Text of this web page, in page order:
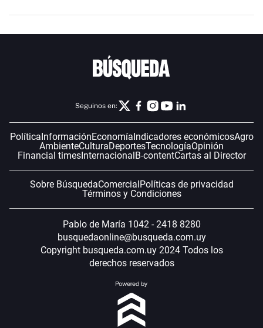
Seguinos en:
Política InformaciónEconomía Indicadores económicosAgro
AmbienteCulturaDeportesTecnologíaOpinión
Financial timesInternacional B-contentCartas al Director
Sobre BúsquedaComercial Políticas de privacidad
Términos y Condiciones
Pablo de María 1042 - 2418 8280
busquedaonline@busqueda.com.uy
Copyright busqueda.com.uy 2024 Todos los
derechos reservados